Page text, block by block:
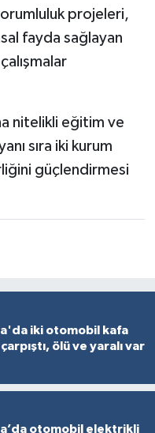
projeleri,
fayda sağlayan
nitelikli eğitim ve
sıra iki kurum
güçlendirmesi
iki otomobil kafa
ölü ve yaralı var
otomobil elektrikli